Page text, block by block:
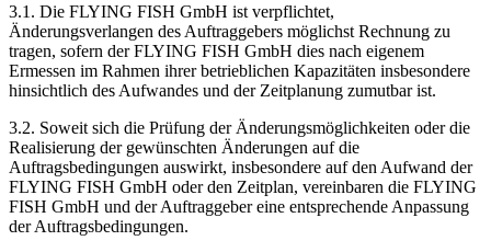
3.1. Die FLYING FISH GmbH ist verpflichtet,
Änderungsverlangen des Auftraggebers möglichst Rechnung zu
tragen, sofern der FLYING FISH GmbH dies nach eigenem
Ermessen im Rahmen ihrer betrieblichen Kapazitäten insbesondere
hinsichtlich des Aufwandes und der Zeitplanung zumutbar ist.
3.2. Soweit sich die Prüfung der Änderungsmöglichkeiten oder die
Realisierung der gewünschten Änderungen auf die
Auftragsbedingungen auswirkt, insbesondere auf den Aufwand der
FLYING FISH GmbH oder den Zeitplan, vereinbaren die FLYING
FISH GmbH und der Auftraggeber eine entsprechende Anpassung
der Auftragsbedingungen.